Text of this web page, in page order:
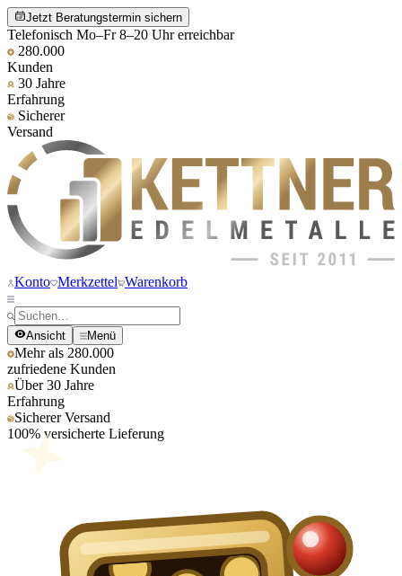
Jetzt Beratungstermin sichern
Telefonisch Mo–Fr 8–20 Uhr erreichbar
280.000
Kunden
30 Jahre
Erfahrung
Sicherer
Versand
Konto Merkzettel Warenkorb
Ansicht Menü
Mehr als 280.000
zufriedene Kunden
Über 30 Jahre
Erfahrung
Sicherer Versand
100% versicherte Lieferung